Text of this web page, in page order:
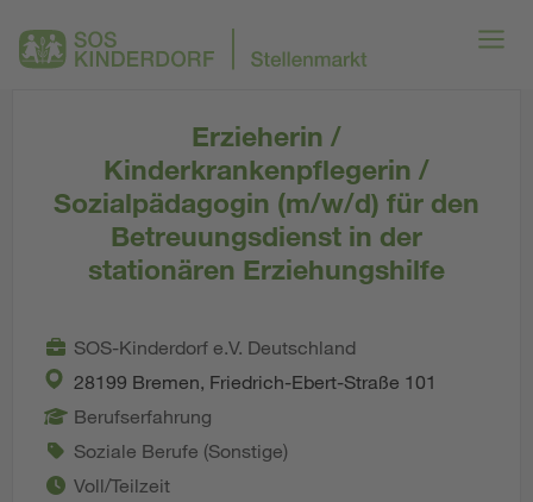
Erzieherin /
Kinderkrankenpflegerin /
Sozialpädagogin (m/w/d) für den
Betreuungsdienst in der
stationären Erziehungshilfe
SOS-Kinderdorf e.V. Deutschland
28199 Bremen, Friedrich-Ebert-Straße 101
Berufserfahrung
Soziale Berufe (Sonstige)
Voll/Teilzeit